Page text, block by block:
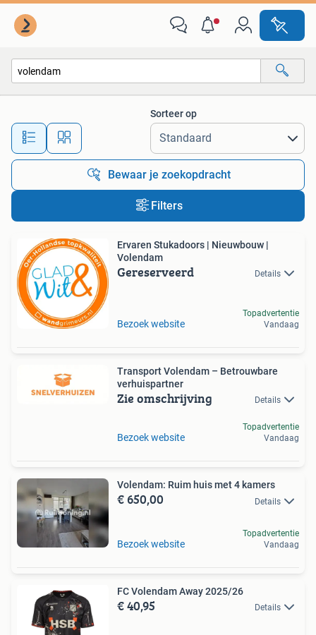
Alle afstanden…
Sorteer op
Bewaar je zoekopdracht
Filters
Ervaren Stukadoors | Nieuwbouw |
Volendam
Gereserveerd Details
Bezoek website
Topadvertentie
Vandaag
Transport Volendam – Betrouwbare
verhuispartner
Zie omschrijving Details
Bezoek website
Topadvertentie
Vandaag
Volendam: Ruim huis met 4 kamers
€ 650,00 Details
Bezoek website
Topadvertentie
Vandaag
FC Volendam Away 2025/26
€ 40,95 Details